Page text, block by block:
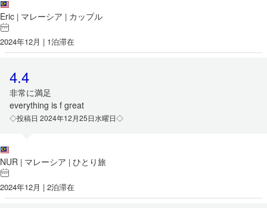
Eric | マレーシア | カップル
2024年12月 | 1泊滞在
4.4
非常に満足
everything is f great
◇投稿日 2024年12月25日水曜日◇
NUR | マレーシア | ひとり旅
2024年12月 | 2泊滞在